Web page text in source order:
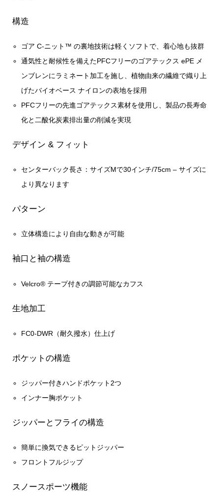
構造
ゴア C-ニット™ の裏地技術は軽くソフトで、着心地も抜群
通気性と耐候性を備えたPFCフリーのゴアテックス ePE メ
ンブレンにラミネート加工を施し、植物由来の繊維で織り上
げたバイオベース ナイロンの表地を採用
PFCフリーの先進ゴアテックス素材を使用し、製品の長寿命
化と二酸化炭素排出量の削減を実現
デザイン & フィット
センターバック長さ：サイズMで30インチ/75cm – サイズに
より異なります
パターン
立体構造により自由な動きが可能
袖口と袖の構造
Velcro® テープ付きの調節可能なカフス
生地加工
FC0-DWR（耐久撥水）仕上げ
ポケットの構造
ジッパー付きハンドポケット2つ
インナー胸ポケット
ジッパーとフライの構造
簡単に換気できるピットジッパー
フロントフルジップ
スノースポーツ機能